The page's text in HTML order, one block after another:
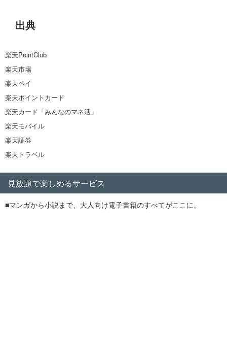
出典
楽天PointClub
楽天市場
楽天ペイ
楽天ポイントカード
楽天カード「みんなのマネ活」
楽天モバイル
楽天証券
楽天トラベル
見放題で楽しめるサービス
■マンガから小説まで、大人向け電子書籍のすべてがここに。